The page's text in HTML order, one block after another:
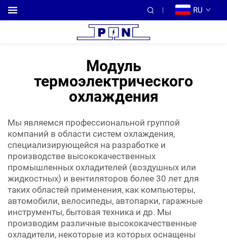
RU
Модуль
термоэлектрического
охлаждения
Мы являемся профессиональной группой
компаний в области систем охлаждения,
специализирующейся на разработке и
производстве высококачественных
промышленных охладителей (воздушных или
жидкостных) и вентиляторов более 30 лет для
таких областей применения, как компьютеры,
автомобили, велосипеды, автопарки, гаражные
инструменты, бытовая техника и др. Мы
производим различные высококачественные
охладители, некоторые из которых оснащены